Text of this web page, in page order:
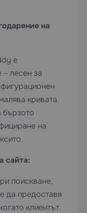
на
е
лесен за
кривата
бързото
на
сайта:
поискване,
да предоставя
клиентът